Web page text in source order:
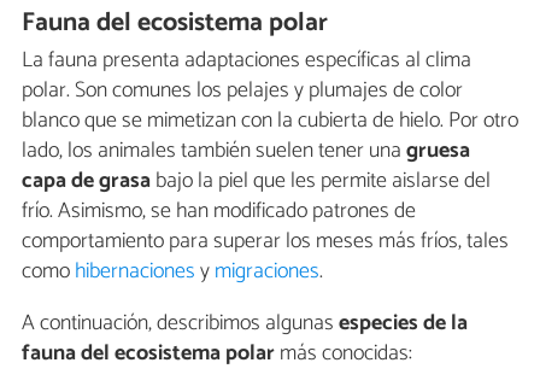
Fauna del ecosistema polar
La fauna presenta adaptaciones específicas al clima
polar. Son comunes los pelajes y plumajes de color
blanco que se mimetizan con la cubierta de hielo. Por otro
lado, los animales también suelen tener unagruesa
capa de grasabajo la piel que les permite aislarse del
frío. Asimismo, se han modificado patrones de
comportamiento para superar los meses más fríos, tales
comohibernacionesymigraciones.
A continuación, describimos algunasespecies de la
fauna del ecosistema polarmás conocidas: